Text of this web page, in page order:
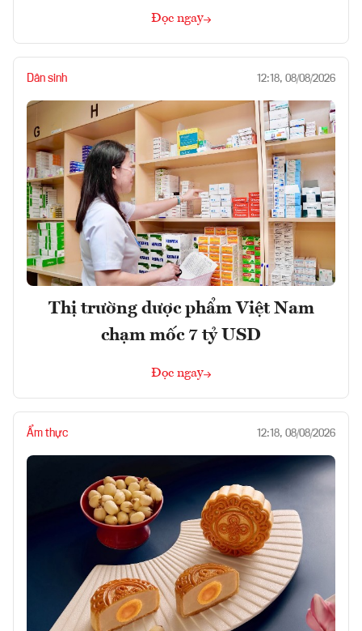
Đọc ngay
Dân sinh 12:18, 08/08/2026
Thị trường dược phẩm Việt Nam
chạm mốc 7 tỷ USD
Đọc ngay
Ẩm thực 12:18, 08/08/2026